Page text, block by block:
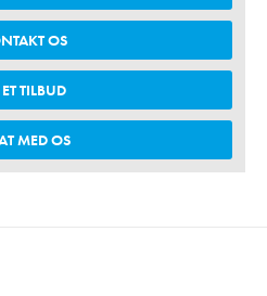
OS
TILBUD
MED OS